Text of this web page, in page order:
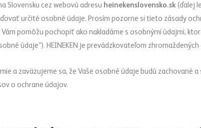
Slovensku cez webovú adresu heinekenslovensko.sk (ďalej
určité osobné údaje. Prosím pozorne si tieto zásady
pomôžu pochopiť ako nakladáme s osobnými údajmi,
údaje“). HEINEKEN je prevádzkovateľom
a zaväzujeme sa, že Vaše osobné údaje budú zachované
o ochrane údajov.